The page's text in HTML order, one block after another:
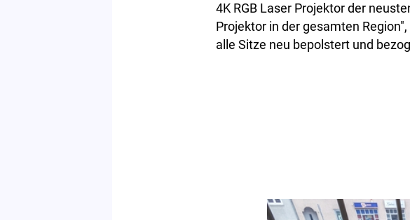
4K RGB Laser Projektor der
Projektor in der gesamten
alle Sitze neu bepolstert und